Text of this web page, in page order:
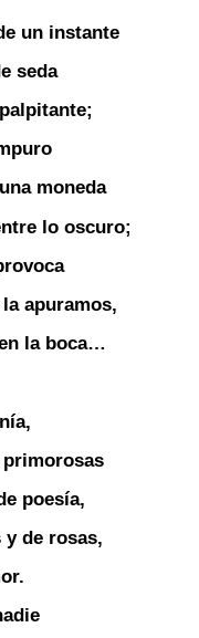
un instante
seda
moneda
lo oscuro;
apuramos,
la boca…
primorosas
poesía,
de rosas,